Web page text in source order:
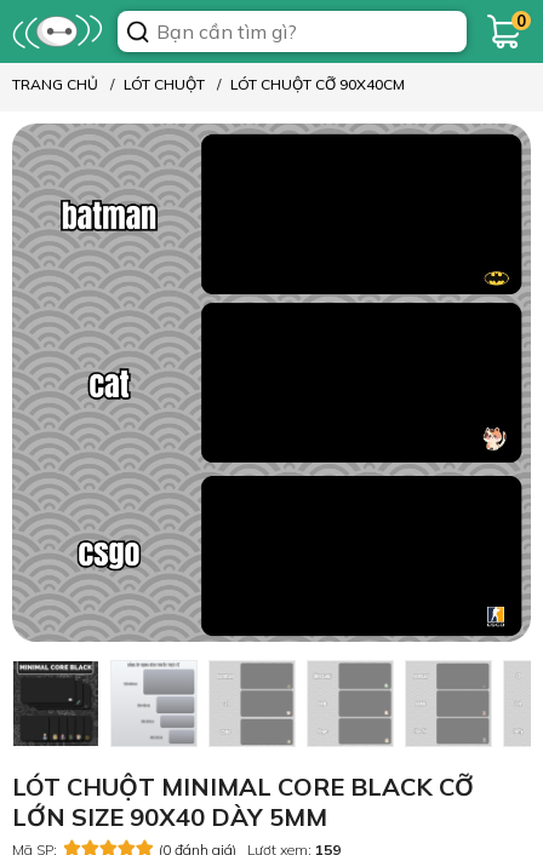
0
TRANG CHỦ LÓT CHUỘT LÓT CHUỘT CỠ 90X40CM
LÓT CHUỘT MINIMAL CORE BLACK CỠ
LỚN SIZE 90X40 DÀY 5MM
Mã SP: (0 đánh giá) Lượt xem: 159